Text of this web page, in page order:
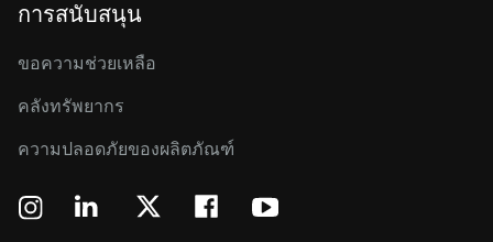
การสนับสนุน
ขอความช่วยเหลือ
คลังทรัพยากร
ความปลอดภัยของผลิตภัณฑ์